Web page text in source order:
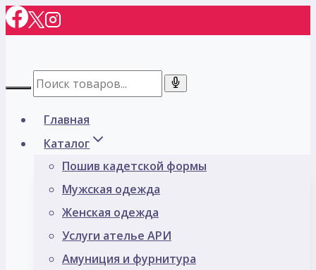
Перейти
к
Главная
Каталог
Пошив кадетской формы
Мужская одежда
Женская одежда
Услуги ателье АРИ
Амуниция и фурнитура